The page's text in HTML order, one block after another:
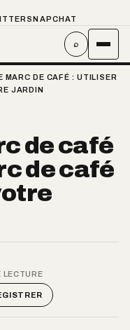
SNAPCHAT
⌕
MARC DE CAFÉ : UTILISER
JARDIN
de café
de café
LECTURE